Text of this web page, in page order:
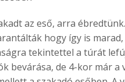
az eső, arra
hogy így is
tekintettel a túrát
bevárása, de 4-kor már